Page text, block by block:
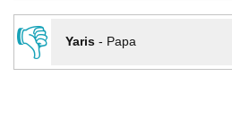
👎
Yaris- Papa